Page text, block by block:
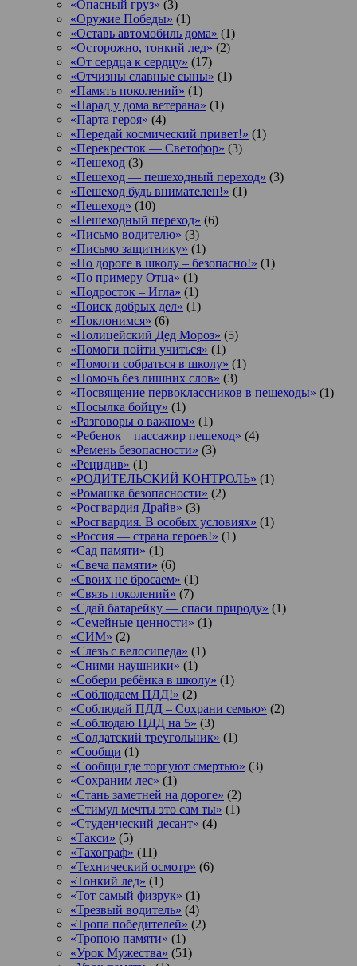
«Опасный груз» (3)
«Оружие Победы» (1)
«Оставь автомобиль дома» (1)
«Осторожно, тонкий лед» (2)
«От сердца к сердцу» (17)
«Отчизны славные сыны» (1)
«Память поколений» (1)
«Парад у дома ветерана» (1)
«Парта героя» (4)
«Передай космический привет!» (1)
«Перекресток — Светофор» (3)
«Пешеход (3)
«Пешеход — пешеходный переход» (3)
«Пешеход будь внимателен!» (1)
«Пешеход» (10)
«Пешеходный переход» (6)
«Письмо водителю» (3)
«Письмо защитнику» (1)
«По дороге в школу – безопасно!» (1)
«По примеру Отца» (1)
«Подросток ‒ Игла» (1)
«Поиск добрых дел» (1)
«Поклонимся» (6)
«Полицейский Дед Мороз» (5)
«Помоги пойти учиться» (1)
«Помоги собраться в школу» (1)
«Помочь без лишних слов» (3)
«Посвящение первоклассников в пешеходы» (1)
«Посылка бойцу» (1)
«Разговоры о важном» (1)
«Ребенок – пассажир пешеход» (4)
«Ремень безопасности» (3)
«Рецидив» (1)
«РОДИТЕЛЬСКИЙ КОНТРОЛЬ» (1)
«Ромашка безопасности» (2)
«Росгвардия Драйв» (3)
«Росгвардия. В особых условиях» (1)
«Россия — страна героев!» (1)
«Сад памяти» (1)
«Свеча памяти» (6)
«Своих не бросаем» (1)
«Связь поколений» (7)
«Сдай батарейку — спаси природу» (1)
«Семейные ценности» (1)
«СИМ» (2)
«Слезь с велосипеда» (1)
«Сними наушники» (1)
«Собери ребёнка в школу» (1)
«Соблюдаем ПДД!» (2)
«Соблюдай ПДД – Сохрани семью» (2)
«Соблюдаю ПДД на 5» (3)
«Солдатский треугольник» (1)
«Сообщи (1)
«Сообщи где торгуют смертью» (3)
«Сохраним лес» (1)
«Стань заметней на дороге» (2)
«Стимул мечты это сам ты» (1)
«Студенческий десант» (4)
«Такси» (5)
«Тахограф» (11)
«Технический осмотр» (6)
«Тонкий лед» (1)
«Тот самый физрук» (1)
«Трезвый водитель» (4)
«Тропа победителей» (2)
«Тропою памяти» (1)
«Урок Мужества» (51)